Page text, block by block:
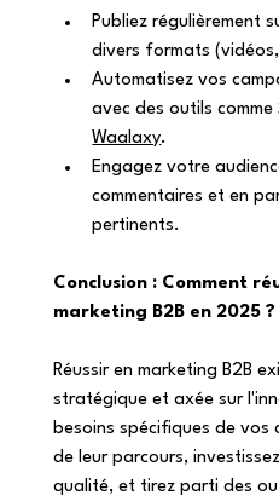
Publiez régulièrement
divers formats
Automatisez vos
avec des outils
Waalaxy.
Engagez votre
commentaires et en
pertinents.
Conclusion : Comment
marketing B2B en 2025 ?
Réussir en marketing B2B
stratégique et axée sur
besoins spécifiques de vos
de leur parcours,
qualité, et tirez parti des